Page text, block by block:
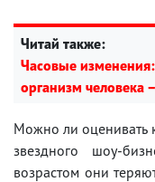
Читай также:
Часовые
организм человека
Можно ли оценивать
звездного шоу-
возрастом они